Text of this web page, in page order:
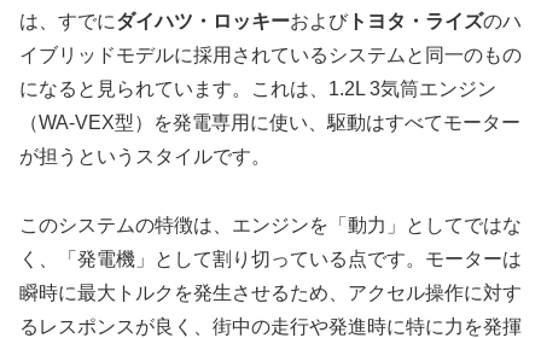
は、すでにダイハツ・ロッキーおよび トヨタ・ライズのハ
イブリッドモデルに採用されているシステムと同一のもの
になると見られています。これは、1.2L 3気筒エンジン
（WA-VEX型）を発電専用に使い、駆動はすべてモーター
が担うというスタイルです。
このシステムの特徴は、エンジンを「動力」としてではな
く、「発電機」として割り切っている点です。モーターは
瞬時に最大トルクを発生させるため、アクセル操作に対す
るレスポンスが良く、街中の走行や発進時に特に力を発揮